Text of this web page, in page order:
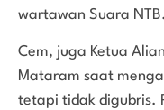
wartawan Suara NTB.
Cem, juga Ketua
Mataram saat
tetapi tidak digubris.